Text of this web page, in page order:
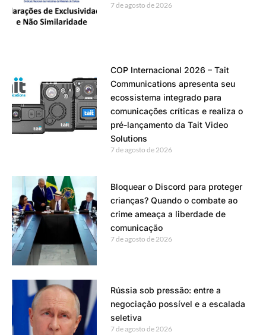
7 de agosto de 2026
COP Internacional 2026 – Tait
Communications apresenta seu
ecossistema integrado para
comunicações críticas e realiza o
pré-lançamento da Tait Video
Solutions
7 de agosto de 2026
Bloquear o Discord para proteger
crianças? Quando o combate ao
crime ameaça a liberdade de
comunicação
7 de agosto de 2026
Rússia sob pressão: entre a
negociação possível e a escalada
seletiva
7 de agosto de 2026